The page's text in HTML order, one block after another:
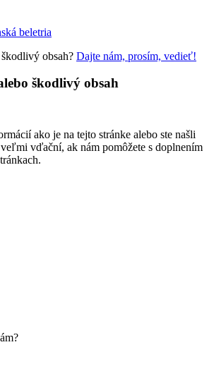
beletria
obsah? Dajte nám, prosím, vedieť!
škodlivý obsah
ako je na tejto stránke alebo ste našli
vďační, ak nám pomôžete s doplnením